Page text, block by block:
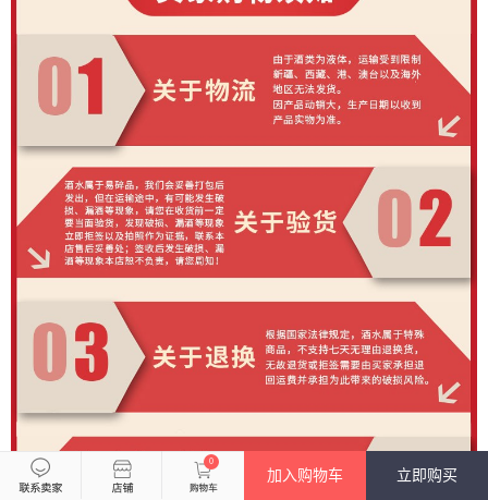
0
加入购物车 立即购买